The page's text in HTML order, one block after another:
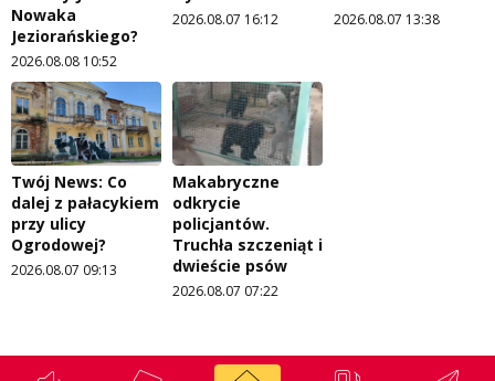
Nowaka
Jeziorańskiego?
2026.08.08 10:52
2026.08.07 16:12 2026.08.07 13:38
Twój News: Co
dalej z pałacykiem
przy ulicy
Ogrodowej?
2026.08.07 09:13
Makabryczne
odkrycie
policjantów.
Truchła szczeniąt i
dwieście psów
2026.08.07 07:22